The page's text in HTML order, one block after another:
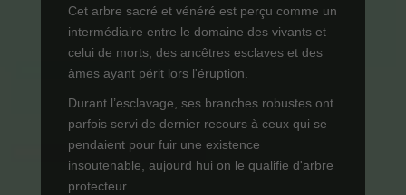
Cet arbre sacré et vénéré est perçu comme un
intermédiaire entre le domaine des vivants et
celui de morts, des ancêtres esclaves et des
âmes ayant périt lors l'éruption.
Durant l’esclavage, ses branches robustes ont
parfois servi de dernier recours à ceux qui se
pendaient pour fuir une existence
insoutenable, aujourd hui on le qualifie d'arbre
protecteur.